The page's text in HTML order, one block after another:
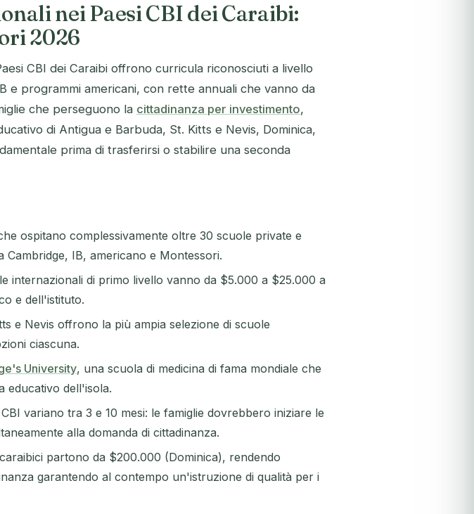
nei Paesi CBI dei Caraibi:
2026
CBI dei Caraibi offrono curricula riconosciuti a livello
e programmi americani, con rette annuali che vanno da
che perseguono la cittadinanza per investimento,
di Antigua e Barbuda, St. Kitts e Nevis, Dominica,
prima di trasferirsi o stabilire una seconda
ospitano complessivamente oltre 30 scuole private e
IB, americano e Montessori.
internazionali di primo livello vanno da $5.000 a $25.000 a
e dell'istituto.
e Nevis offrono la più ampia selezione di scuole
ciascuna.
University, una scuola di medicina di fama mondiale che
educativo dell'isola.
variano tra 3 e 10 mesi: le famiglie dovrebbero iniziare le
alla domanda di cittadinanza.
partono da $200.000 (Dominica), rendendo
garantendo al contempo un'istruzione di qualità per i